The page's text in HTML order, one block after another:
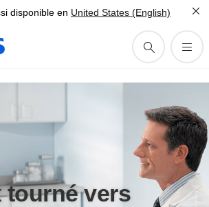
disponible en United States (English)
tourné vers